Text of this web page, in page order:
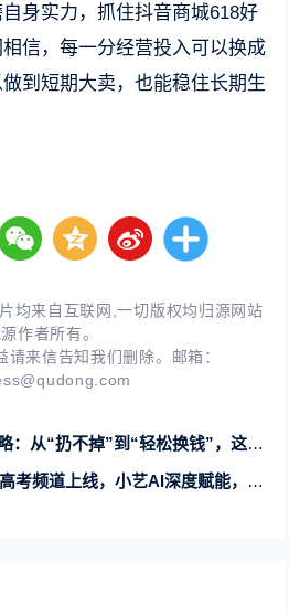
身实力，抓住抖音商城618好
信，每一分经营投入可以换成
到短期大卖，也能稳住长期生
均来自互联网,一切版权均归源网站
作者所有。
来信告知我们删除。邮箱：
不掉”到“轻松换钱”，这几种方法总有一款适合你
道上线，小艺AI深度赋能，科学伴考全周期